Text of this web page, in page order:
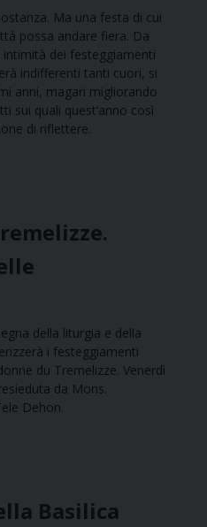
Ma una festa di cui
possa andare fiera. Da
dei festeggiamenti
indifferenti tanti cuori, si
anni, magari migliorando
sui quali quest’anno così
di riflettere.
della liturgia e della
i festeggiamenti
du Tremelizze. Venerdì
da Mons.
Dehon.
Basilica